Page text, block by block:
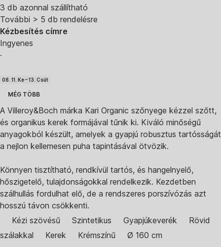
3 db azonnal szállítható
További > 5 db rendelésre
Kézbesítés címre
Ingyenes
·
08. 11. Ke – 13. Csüt
MÉG TÖBB
A Villeroy&Boch márka Kari Organic szőnyege kézzel szőtt,
és organikus kerek formájával tűnik ki. Kiváló minőségű
anyagokból készült, amelyek a gyapjú robusztus tartósságát
a nejlon kellemesen puha tapintásával ötvözik.
Könnyen tisztítható, rendkívül tartós, és hangelnyelő,
hőszigetelő, tulajdonságokkal rendelkezik. Kezdetben
szálhullás fordulhat elő, de a rendszeres porszívózás azt
hosszú távon csökkenti.
Kézi szövésű
Szintetikus Gyapjúkeverék
Rövid
szálakkal
Kerek Krémszínű Ø 160 cm